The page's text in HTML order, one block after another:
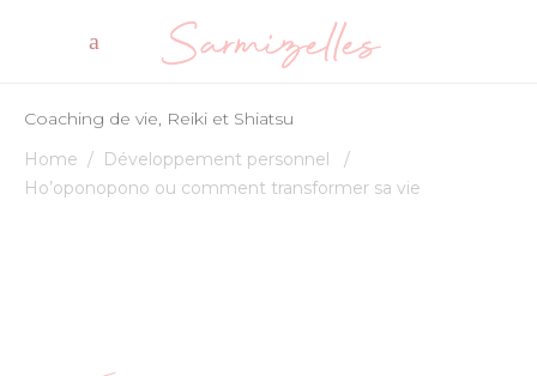
Coaching de vie, Reiki et Shiatsu
Home / Développement personnel
/
Ho’oponopono ou comment transformer sa vie